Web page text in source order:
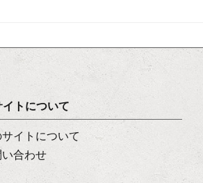
トについて
イトについて
合わせ